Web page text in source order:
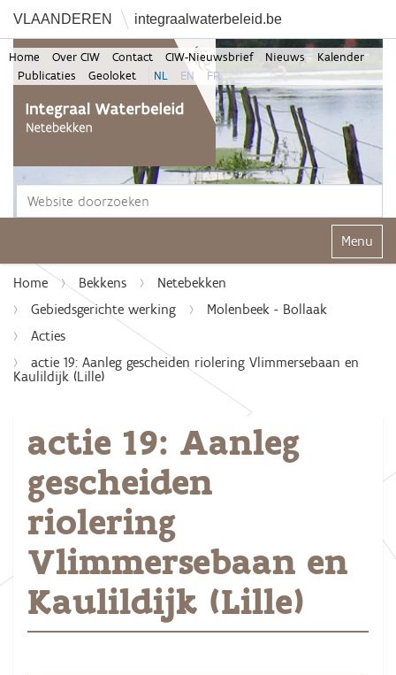
VLAANDEREN integraalwaterbeleid.be
Home Over CIW Contact CIW-Nieuwsbrief Nieuws
Kalender
Publicaties
Geoloket NL EN FR
Klap
Home Bekkens
Netebekken
Gebiedsgerichte werking
Molenbeek - Bollaak
Acties
actie 19: Aanleg gescheiden riolering Vlimmersebaan en
Kaulildijk (Lille)
actie 19: Aanleg
gescheiden
riolering
Vlimmersebaan en
Kaulildijk (Lille)